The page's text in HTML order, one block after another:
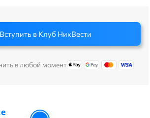
в Клуб НикВести
в любой момент